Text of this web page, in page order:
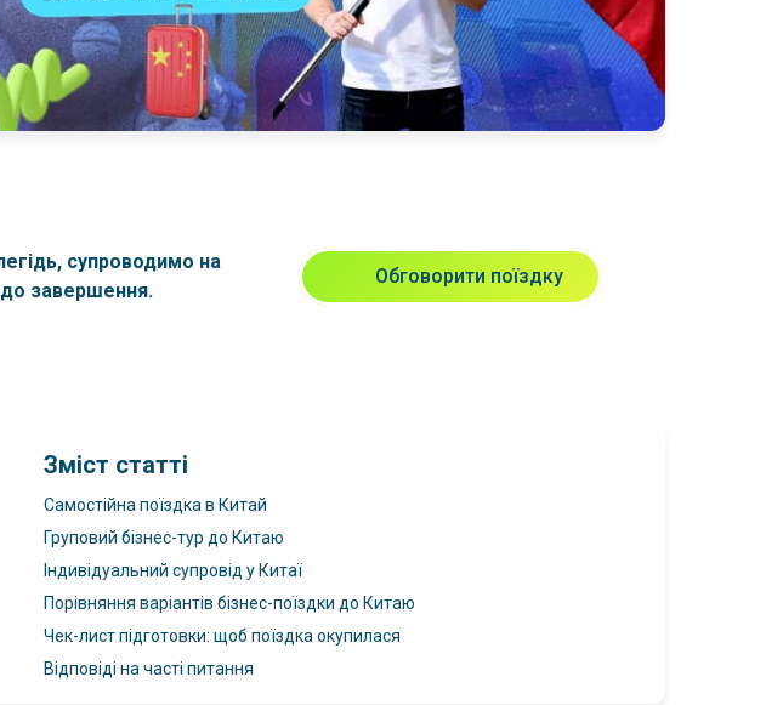
супроводимо на
завершення.
Обговорити поїздку
Зміст статті
Самостійна поїздка в Китай
Груповий бізнес-тур до Китаю
Індивідуальний супровід у Китаї
Порівняння варіантів бізнес-поїздки до Китаю
Чек-лист підготовки: щоб поїздка окупилася
Відповіді на часті питання